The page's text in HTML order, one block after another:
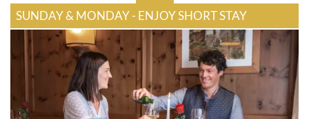
SUNDAY & MONDAY - ENJOY SHORT STAY